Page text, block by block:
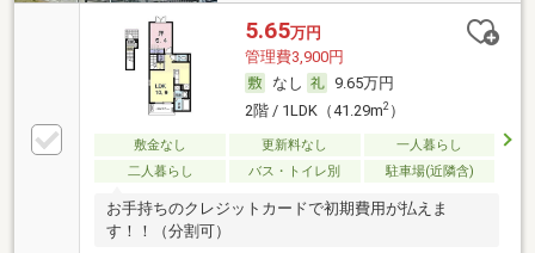
5.65万円
管理費3,900円
なし
9.65万円
2階 / 1LDK（41.29m2）
敷金なし 更新料なし
一人暮らし
二人暮らし
バス・トイレ別 駐車場(近隣含)
お手持ちのクレジットカードで初期費用が払えま
す！！（分割可）